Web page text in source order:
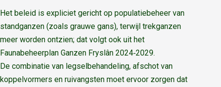
Het beleid is expliciet gericht op populatiebeheer van
standganzen (zoals grauwe gans), terwijl trekganzen
meer worden ontzien; dat volgt ook uit het
Faunabeheerplan Ganzen Fryslân 2024‑2029.
De combinatie van legselbehandeling, afschot van
koppelvormers en ruivangsten moet ervoor zorgen dat